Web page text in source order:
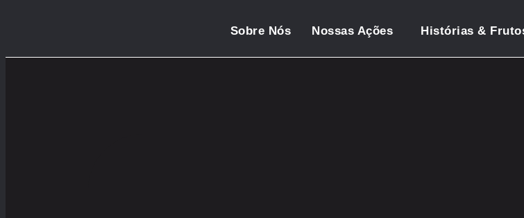
Sobre Nós Nossas Ações Histórias &